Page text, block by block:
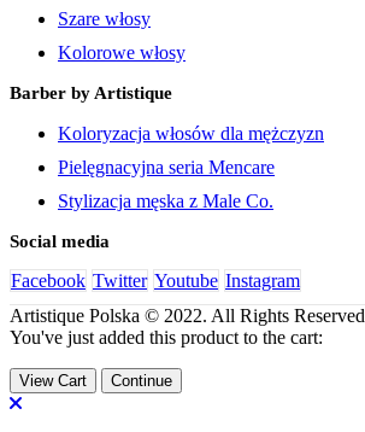
Szare włosy
Kolorowe włosy
Barber by Artistique
Koloryzacja włosów dla mężczyzn
Pielęgnacyjna seria Mencare
Stylizacja męska z Male Co.
Social media
Facebook Twitter Youtube Instagram
Artistique Polska © 2022. All Rights Reserved
You've just added this product to the cart:
View Cart Continue